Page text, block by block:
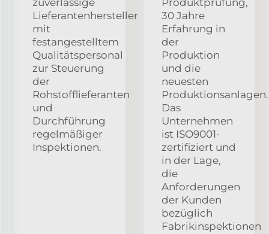
Lieferantenhersteller
mit
festangestelltem
Qualitätspersonal
zur Steuerung
der
Rohstofflieferanten
und
Durchführung
regelmäßiger
Inspektionen.
30 Jahre
Erfahrung in
der
Produktion
und die
neuesten
Produktionsanlagen.
Das
Unternehmen
ist ISO9001-
zertifiziert und
in der Lage,
die
Anforderungen
der Kunden
bezüglich
Fabrikinspektionen